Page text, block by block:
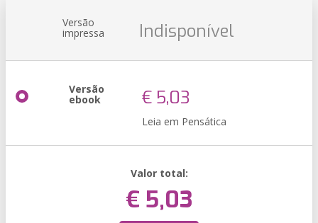
Versão
impressa Indisponível
Versão
ebook € 5,03
Leia em Pensática
Valor total:
€ 5,03